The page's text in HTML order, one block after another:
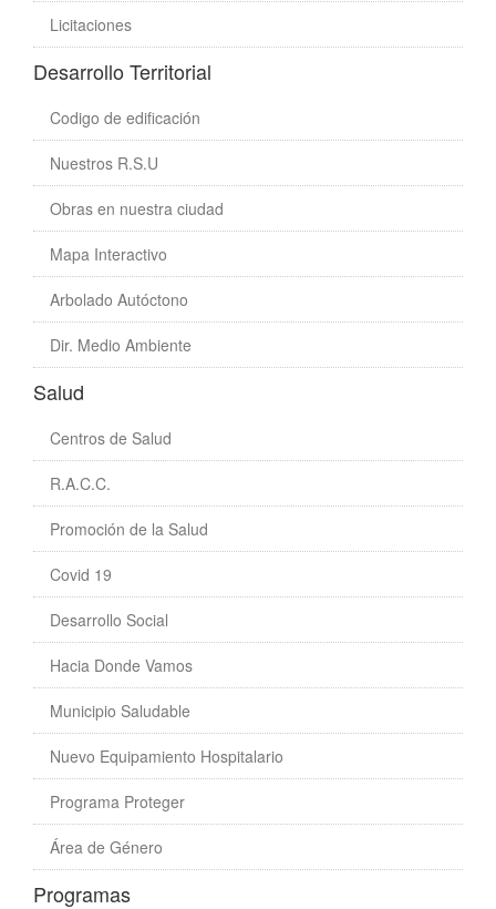
Licitaciones
Desarrollo Territorial
Codigo de edificación
Nuestros R.S.U
Obras en nuestra ciudad
Mapa Interactivo
Arbolado Autóctono
Dir. Medio Ambiente
Salud
Centros de Salud
R.A.C.C.
Promoción de la Salud
Covid 19
Desarrollo Social
Hacia Donde Vamos
Municipio Saludable
Nuevo Equipamiento Hospitalario
Programa Proteger
Área de Género
Programas